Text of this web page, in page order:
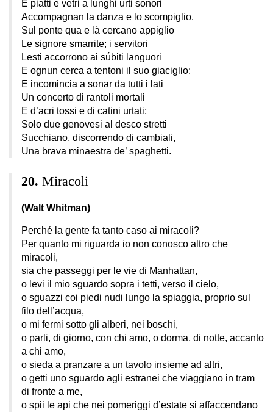
E piatti e vetri a lunghi urti sonori
Accompagnan la danza e lo scompiglio.
Sul ponte qua e là cercano appiglio
Le signore smarrite; i servitori
Lesti accorrono ai súbiti languori
E ognun cerca a tentoni il suo giaciglio:
E incomincia a sonar da tutti i lati
Un concerto di rantoli mortali
E d’acri tossi e di catini urtati;
Solo due genovesi al desco stretti
Succhiano, discorrendo di cambiali,
Una brava minaestra de’ spaghetti.
Miracoli
(Walt Whitman)
Perché la gente fa tanto caso ai miracoli?
Per quanto mi riguarda io non conosco altro che
miracoli,
sia che passeggi per le vie di Manhattan,
o levi il mio sguardo sopra i tetti, verso il cielo,
o sguazzi coi piedi nudi lungo la spiaggia, proprio sul
filo dell’acqua,
o mi fermi sotto gli alberi, nei boschi,
o parli, di giorno, con chi amo, o dorma, di notte, accanto
a chi amo,
o sieda a pranzare a un tavolo insieme ad altri,
o getti uno sguardo agli estranei che viaggiano in tram
di fronte a me,
o spii le api che nei pomeriggi d’estate si affaccendano